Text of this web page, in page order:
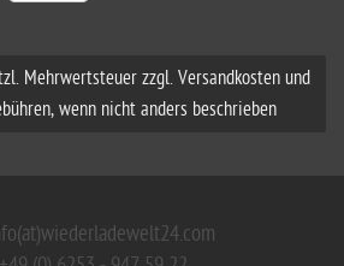
Mehrwertsteuer zzgl. Versandkosten und
wenn nicht anders beschrieben